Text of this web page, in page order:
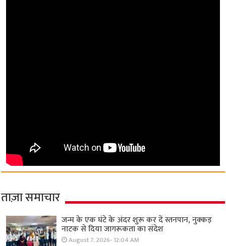
ताज़ा समाचार
जन्म के एक घंटे के अंदर शुरू कर दें स्तनपान, नुक्कड़
नाटक से दिया जागरूकता का संदेश
August 7, 2026- 12:04 AM